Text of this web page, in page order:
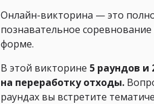
Онлайн-викторина — это
познавательное
форме.
В этой викторине 5 раундов и
на переработку отходы.
раундах вы встретите